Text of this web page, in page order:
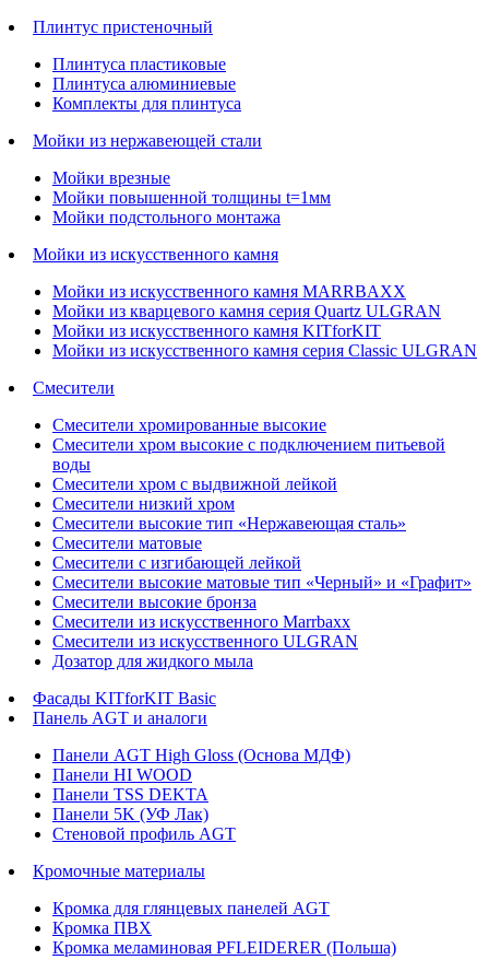
Плинтус пристеночный
Плинтуса пластиковые
Плинтуса алюминиевые
Комплекты для плинтуса
Мойки из нержавеющей стали
Мойки врезные
Мойки повышенной толщины t=1мм
Мойки подстольного монтажа
Мойки из искусственного камня
Мойки из искусственного камня MARRBAXX
Мойки из кварцевого камня серия Quartz ULGRAN
Мойки из искусственного камня KITforKIT
Мойки из искусственного камня серия Classic ULGRAN
Смесители
Смесители хромированные высокие
Смесители хром высокие с подключением питьевой
воды
Смесители хром с выдвижной лейкой
Смесители низкий хром
Смесители высокие тип «Нержавеющая сталь»
Смесители матовые
Смесители с изгибающей лейкой
Смесители высокие матовые тип «Черный» и «Графит»
Смесители высокие бронза
Смесители из искусственного Marrbaxx
Смесители из искусственного ULGRAN
Дозатор для жидкого мыла
Фасады KITforKIT Basic
Панель AGT и аналоги
Панели AGT High Gloss (Основа МДФ)
Панели HI WOOD
Панели TSS DEKTA
Панели 5K (УФ Лак)
Стеновой профиль AGT
Кромочные материалы
Кромка для глянцевых панелей AGT
Кромка ПВХ
Кромка меламиновая PFLEIDERER (Польша)